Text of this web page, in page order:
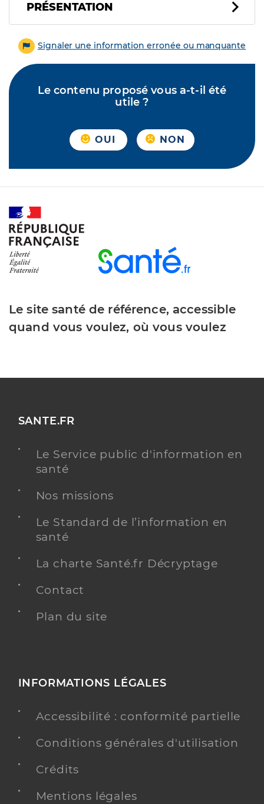
PRÉSENTATION
Signaler une information erronée ou manquante
Le contenu proposé vous a-t-il été
utile ?
OUI NON
Le site santé de référence, accessible
quand vous voulez, où vous voulez
SANTE.FR
Le Service public d'information en
santé
Nos missions
Le Standard de l’information en
santé
La charte Santé.fr Décryptage
Contact
Plan du site
INFORMATIONS LÉGALES
Accessibilité : conformité partielle
Conditions générales d'utilisation
Crédits
Mentions légales